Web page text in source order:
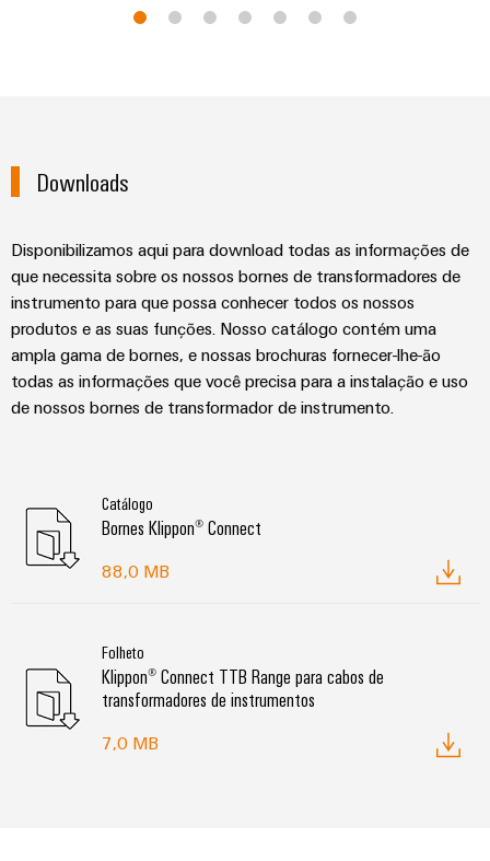
Downloads
Disponibilizamos aqui para download todas as informações de
que necessita sobre os nossos bornes de transformadores de
instrumento para que possa conhecer todos os nossos
produtos e as suas funções. Nosso catálogo contém uma
ampla gama de bornes, e nossas brochuras fornecer-lhe-ão
todas as informações que você precisa para a instalação e uso
de nossos bornes de transformador de instrumento.
Catálogo
Bornes Klippon® Connect
88,0 MB
Folheto
Klippon® Connect TTB Range para cabos de
transformadores de instrumentos
7,0 MB